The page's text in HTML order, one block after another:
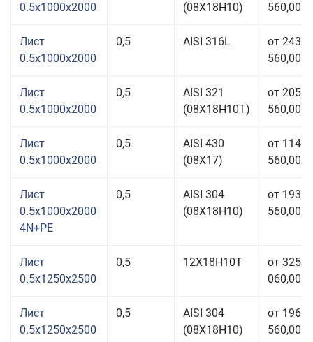
0.5x1000x2000
(08Х18Н10)
560,00
Лист
0.5x1000x2000
0,5 AISI 316L
от 243
560,00
Лист
0.5x1000x2000
0,5
AISI 321
(08Х18Н10Т)
от 205
560,00
Лист
0.5x1000x2000
0,5
AISI 430
(08Х17)
от 114
560,00
Лист
0.5x1000x2000
4N+PE
0,5
AISI 304
(08Х18Н10)
от 193
560,00
Лист
0.5x1250x2500
0,5 12Х18Н10Т
от 325
060,00
Лист
0.5x1250x2500
0,5
AISI 304
(08Х18Н10)
от 196
560,00